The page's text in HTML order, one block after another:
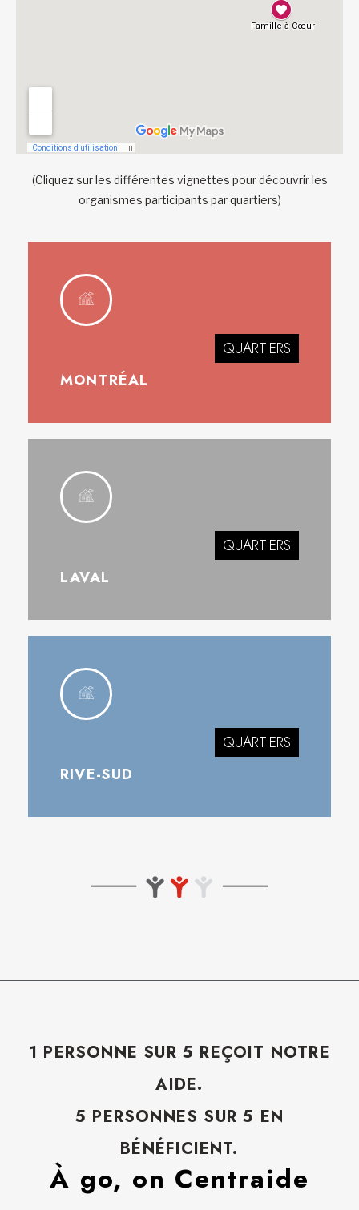
(Cliquez sur les différentes vignettes pour découvrir les
organismes participants par quartiers)
QUARTIERS
MONTRÉAL
QUARTIERS
LAVAL
QUARTIERS
RIVE-SUD
1 PERSONNE SUR 5 REÇOIT NOTRE
AIDE.
5 PERSONNES SUR 5 EN
BÉNÉFICIENT.
À go, on Centraide